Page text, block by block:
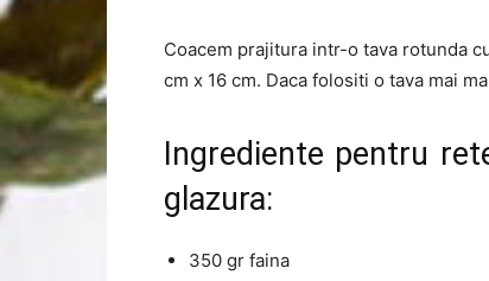
Coacem prajitura intr-o tava rotunda
cm x 16 cm. Daca folositi o tava mai
Ingrediente pentru
glazura:
350 gr faina